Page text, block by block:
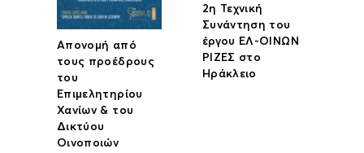
Απονομή από
τους προέδρους
του
Επιμελητηρίου
Χανίων & του
Δικτύου
Οινοποιών
2η Τεχνική
Συνάντηση του
έργου ΕΛ-ΟΙΝΩΝ
ΡΙΖΕΣ στο
Ηράκλειο